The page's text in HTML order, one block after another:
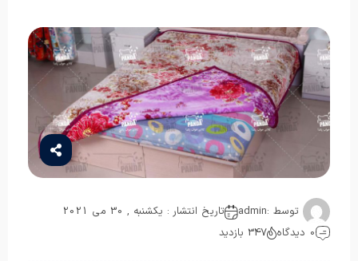
توسط :admin
تاریخ انتشار : یکشنبه , 30 می 2021
0 دیدگاه
347 بازدید